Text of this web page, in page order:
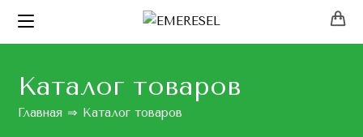
Каталог товаров
Главная ⇒ Каталог товаров